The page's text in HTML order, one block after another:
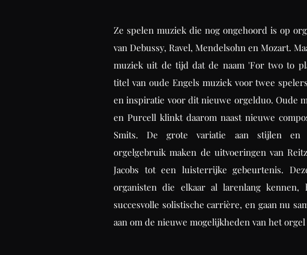
Ze spelen muziek die nog ongehoord is op
van Debussy, Ravel, Mendelsohn en Mozart.
muziek uit de tijd dat de naam 'For two to
titel van oude Engels muziek voor twee
en inspiratie voor dit nieuwe orgelduo. Oude
en Purcell klinkt daarom naast nieuwe
Smits. De grote variatie aan stijlen en
orgelgebruik maken de uitvoeringen van
Jacobs tot een luisterrijke gebeurtenis.
organisten die elkaar al larenlang kennen,
succesvolle solistische carrière, en gaan nu
aan om de nieuwe mogelijkheden van het